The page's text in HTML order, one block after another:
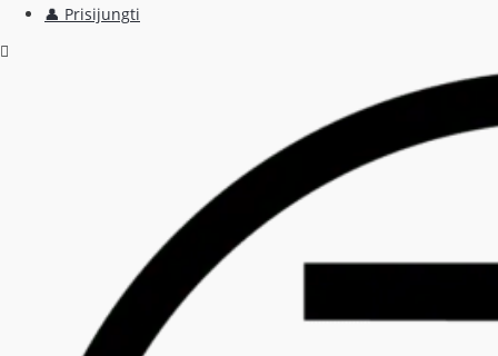
👤 Prisijungti